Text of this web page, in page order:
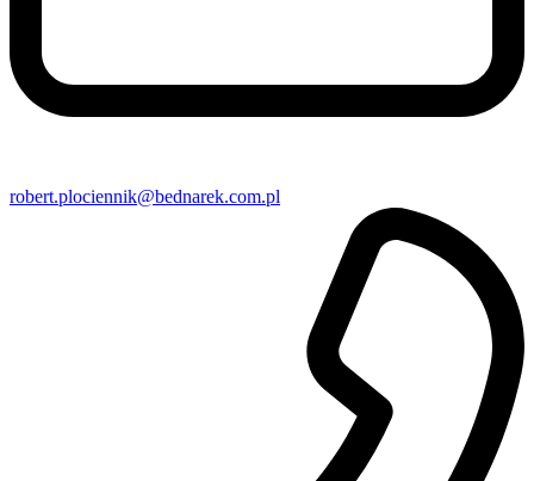
robert​.plociennik@​bednarek.com.pl